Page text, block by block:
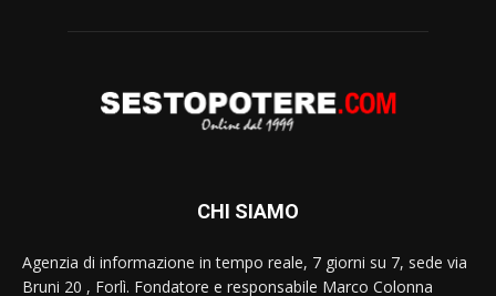
CHI SIAMO
Agenzia di informazione in tempo reale, 7 giorni su 7, sede via
Bruni 20 , Forlì. Fondatore e responsabile Marco Colonna